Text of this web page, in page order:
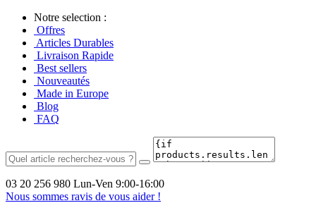
Notre selection :
Offres
Articles Durables
Livraison Rapide
Best sellers
Nouveautés
Made in Europe
Blog
FAQ
03 20 256 980 Lun-Ven 9:00-16:00
Nous sommes ravis de vous aider !